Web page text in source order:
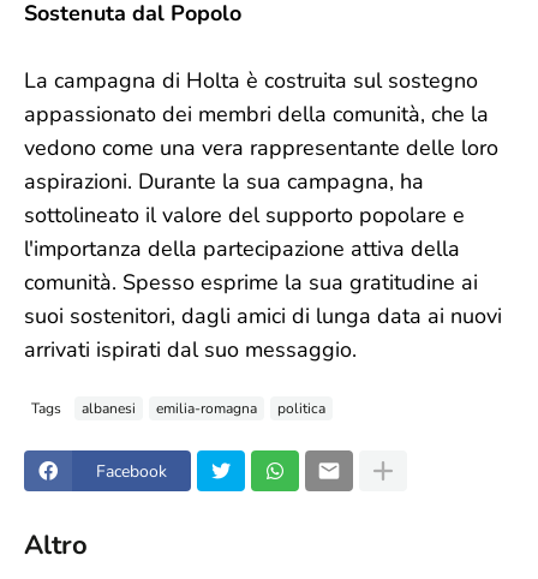
Sostenuta dal Popolo
La campagna di Holta è costruita sul sostegno
appassionato dei membri della comunità, che la
vedono come una vera rappresentante delle loro
aspirazioni. Durante la sua campagna, ha
sottolineato il valore del supporto popolare e
l'importanza della partecipazione attiva della
comunità. Spesso esprime la sua gratitudine ai
suoi sostenitori, dagli amici di lunga data ai nuovi
arrivati ispirati dal suo messaggio.
Tags albanesi emilia-romagna politica
Facebook
Altro